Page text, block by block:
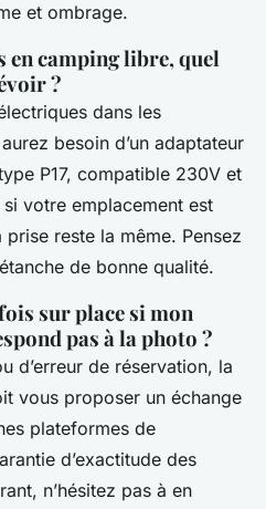
et ombrage.
en camping libre, quel
?
dans les
besoin d’un adaptateur
P17, compatible 230V et
si votre emplacement est
reste la même. Pensez
de bonne qualité.
sur place si mon
pas à la photo ?
d’erreur de réservation, la
vous proposer un échange
plateformes de
d’exactitude des
n’hésitez pas à en